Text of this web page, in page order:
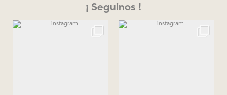
¡ Seguinos !